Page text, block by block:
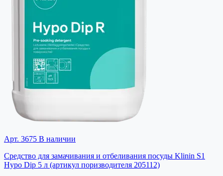
Арт. 3675 В наличии
Средство для замачивания и отбеливания посуды Klinin S1
Hypo Dip 5 л (артикул поризводителя 205112)